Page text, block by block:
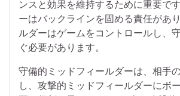
ンスと効果を維持するために重要で
ーはバックラインを固める責任があ
ルダーはゲームをコントロールし、
ぐ必要があります。
守備的ミッドフィールダーは、相手
し、攻撃的ミッドフィールダーにボ